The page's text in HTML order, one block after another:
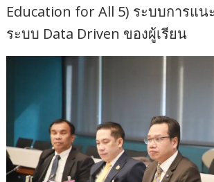
Education for All 5) ระบบการแน
ระบบ Data Driven ของผู้เรียน